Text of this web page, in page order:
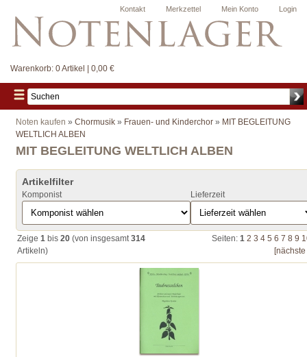
Login
Mein Konto
Merkzettel
Kontakt
Warenkorb: 0 Artikel | 0,00 €
Noten kaufen » Chormusik » Frauen- und Kinderchor » MIT BEGLEITUNG
WELTLICH ALBEN
MIT BEGLEITUNG WELTLICH ALBEN
Artikelfilter
Komponist Lieferzeit
Zeige 1 bis 20 (von insgesamt314
Artikeln)
Seiten: 1 2 3 4 5 6 7 8 9